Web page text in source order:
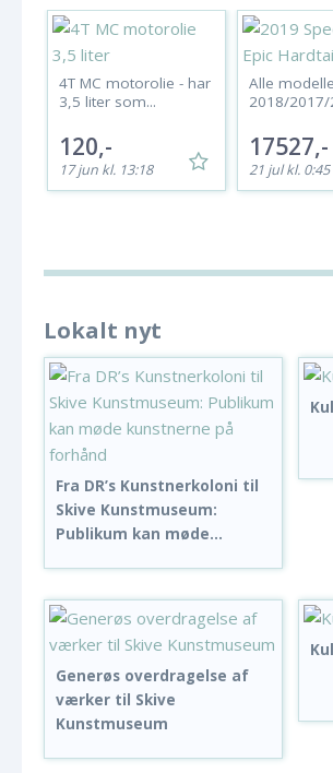
4T MC motorolie - har
3,5 liter som...
120,-
17 jun kl. 13:18
Alle
2018/2017/
17527,-
21 jul kl. 0:45
Lokalt nyt
Fra DR’s Kunstnerkoloni til
Skive Kunstmuseum:
Publikum kan møde...
Generøs overdragelse af
værker til Skive
Kunstmuseum